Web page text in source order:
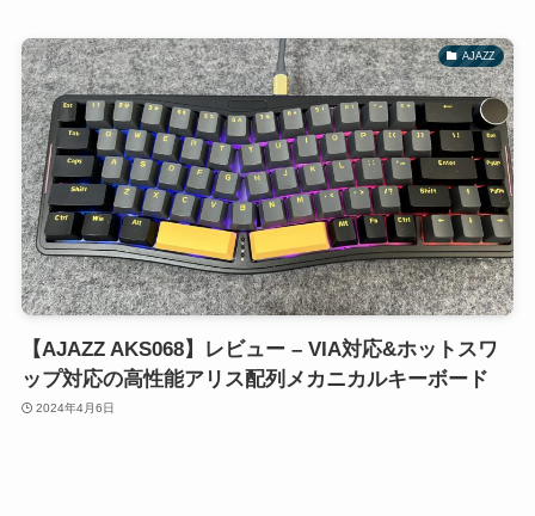
AJAZZ
【AJAZZ AKS068】レビュー – VIA対応&ホットスワ
ップ対応の高性能アリス配列メカニカルキーボード
2024年4月6日